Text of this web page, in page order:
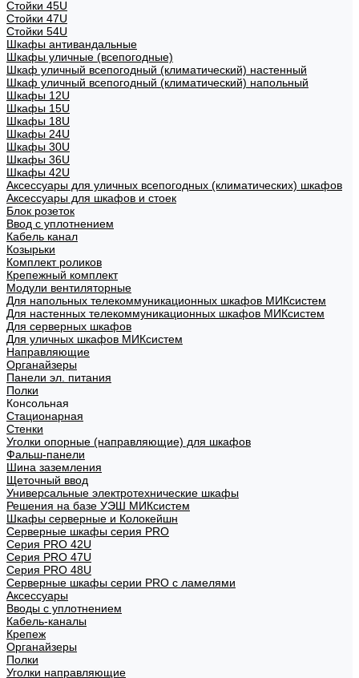
Стойки 45U
Стойки 47U
Стойки 54U
Шкафы антивандальные
Шкафы уличные (всепогодные)
Шкаф уличный всепогодный (климатический) настенный
Шкаф уличный всепогодный (климатический) напольный
Шкафы 12U
Шкафы 15U
Шкафы 18U
Шкафы 24U
Шкафы 30U
Шкафы 36U
Шкафы 42U
Аксессуары для уличных всепогодных (климатических) шкафов
Аксессуары для шкафов и стоек
Блок розеток
Ввод с уплотнением
Кабель канал
Козырьки
Комплект роликов
Крепежный комплект
Модули вентиляторные
Для напольных телекоммуникационных шкафов МИКсистем
Для настенных телекоммуникационных шкафов МИКсистем
Для серверных шкафов
Для уличных шкафов МИКсистем
Направляющие
Органайзеры
Панели эл. питания
Полки
Консольная
Стационарная
Стенки
Уголки опорные (направляющие) для шкафов
Фальш-панели
Шина заземления
Щеточный ввод
Универсальные электротехнические шкафы
Решения на базе УЭШ МИКсистем
Шкафы серверные и Колокейшн
Серверные шкафы серия PRO
Серия PRO 42U
Серия PRO 47U
Серия PRO 48U
Серверные шкафы серии PRO с ламелями
Аксессуары
Вводы с уплотнением
Кабель-каналы
Крепеж
Органайзеры
Полки
Уголки направляющие